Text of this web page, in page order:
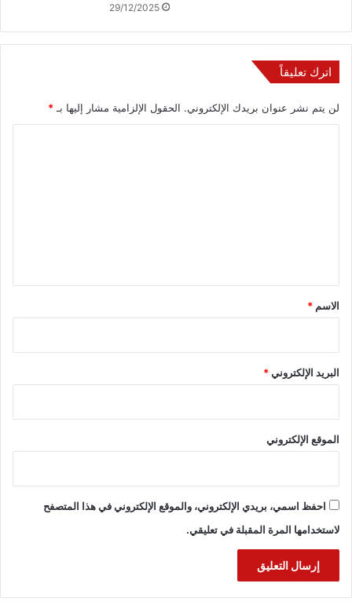
29/12/2025
اترك تعليقاً
لن يتم نشر عنوان بريدك الإلكتروني. الحقول الإلزامية مشار إليها بـ *
*
الاسم *
البريد الإلكتروني*
الموقع الإلكتروني
احفظ اسمي، بريدي الإلكتروني، والموقع الإلكتروني في هذا المتصفح
لاستخدامها المرة المقبلة في تعليقي.